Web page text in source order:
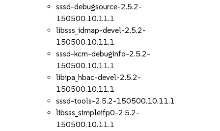
sssd-debugsource-2.5.2-
150500.10.11.1
libsss_idmap-devel-2.5.2-
150500.10.11.1
sssd-kcm-debuginfo-2.5.2-
150500.10.11.1
libipa_hbac-devel-2.5.2-
150500.10.11.1
sssd-tools-2.5.2-150500.10.11.1
libsss_simpleifp0-2.5.2-
150500.10.11.1